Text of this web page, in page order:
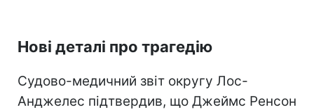
Нові деталі про трагедію
Судово-медичний звіт округу Лос-
Анджелес підтвердив, що Джеймс Ренсон